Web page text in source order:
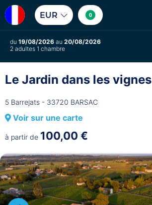
EUR 0
du 19/08/2026 au 20/08/2026
2 adultes 1 chambre
Le Jardin dans les vignes
5 Barrejats - 33720 BARSAC
Voir sur une carte
à partir de 100,00 €